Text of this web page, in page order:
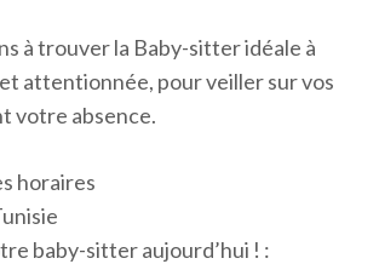
à trouver la Baby-sitter idéale à
attentionnée, pour veiller sur vos
votre absence.
horaires
baby-sitter aujourd’hui ! :